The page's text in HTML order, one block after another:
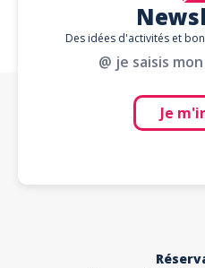
Des idées d'activités et
@ je saisis
Je